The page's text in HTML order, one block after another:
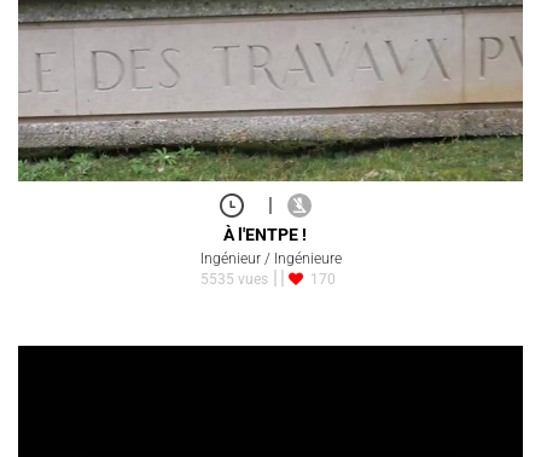
|
À l'ENTPE !
Ingénieur / Ingénieure
5535 vues
170